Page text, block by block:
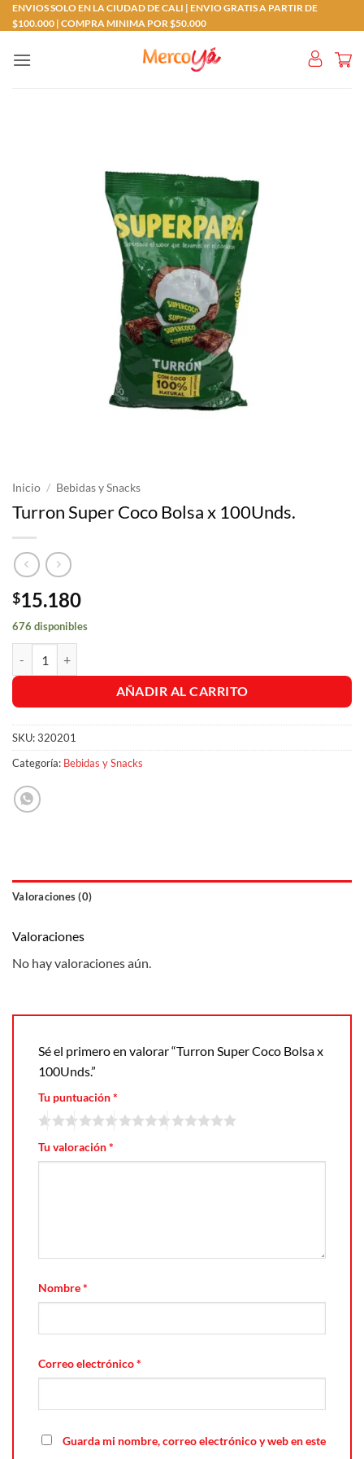
Saltar
al
ENVIOS SOLO EN LA CIUDAD DE CALI | ENVIO GRATIS A PARTIR DE
$100.000 | COMPRA MINIMA POR $50.000
Inicio / Bebidas y Snacks
Turron Super Coco Bolsa x 100Unds.
$15.180
676 disponibles
AÑADIR AL CARRITO
SKU:320201
Categoría: Bebidas y Snacks
Valoraciones (0)
Valoraciones
No hay valoraciones aún.
Sé el primero en valorar “Turron Super Coco Bolsa x
100Unds.”
Tu puntuación*
Tu valoración*
Nombre*
Correo electrónico*
Guarda mi nombre, correo electrónico y web en este